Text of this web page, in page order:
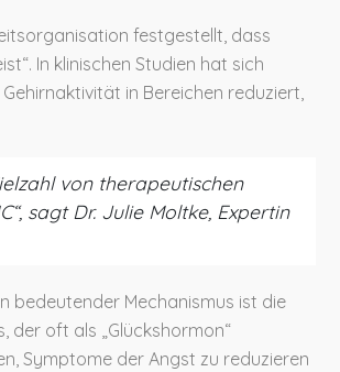
festgestellt, dass
In klinischen Studien hat sich
in Bereichen reduziert,
von therapeutischen
sagt Dr. Julie Moltke, Expertin
bedeutender Mechanismus ist die
der oft als „Glückshormon“
Symptome der Angst zu reduzieren